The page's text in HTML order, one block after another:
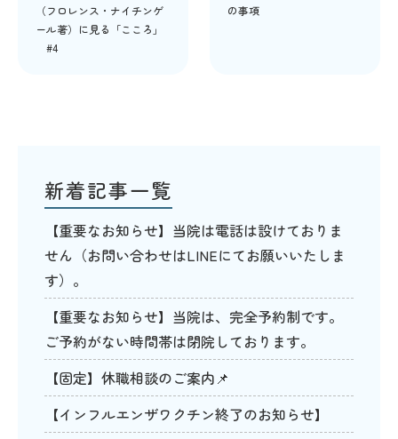
（フロレンス・ナイチンゲ
ール著）に見る「こころ」
#4
の事項
新着記事一覧
【重要なお知らせ】当院は電話は設けておりま
せん（お問い合わせはLINEにてお願いいたしま
す）。
【重要なお知らせ】当院は、完全予約制です。
ご予約がない時間帯は閉院しております。
【固定】休職相談のご案内📌
【インフルエンザワクチン終了のお知らせ】